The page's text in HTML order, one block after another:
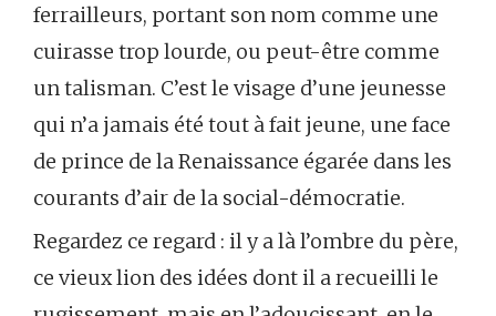
ferrailleurs, portant son nom comme une
cuirasse trop lourde, ou peut-être comme
un talisman. C’est le visage d’une jeunesse
qui n’a jamais été tout à fait jeune, une face
de prince de la Renaissance égarée dans les
courants d’air de la social-démocratie.
Regardez ce regard : il y a là l’ombre du père,
ce vieux lion des idées dont il a recueilli le